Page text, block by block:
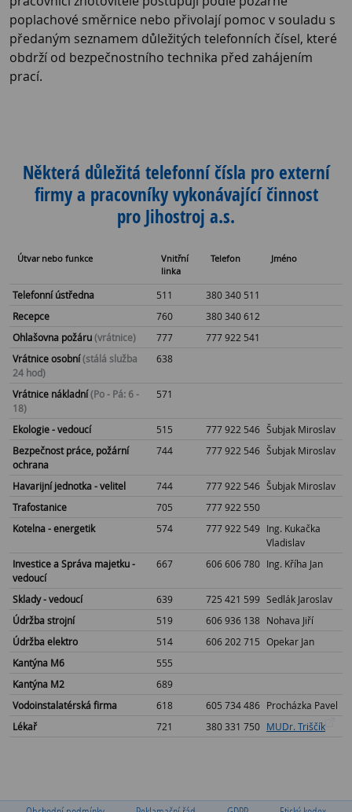
poplachové směrnice nebo přivolají pomoc v souladu s
předaným seznamem důležitých telefonních čísel, které
obdrží od bezpečnostního technika před zahájením
prací.
Některá důležitá telefonní čísla pro externí
firmy a pracovníky vykonávající činnost
pro Jihostroj a.s.
Útvar nebo funkce
Vnitřní
linka
Telefon Jméno
Telefonní ústředna 511
380 340 511
Recepce
760
380 340 612
Ohlašovna požáru(vrátnice) 777
777 922 541
Vrátnice osobní(stálá služba
24 hod)
638
Vrátnice nákladní(Po - Pá: 6 -
18)
571
Ekologie - vedoucí 515 777 922 546 Šubjak Miroslav
Bezpečnost práce, požární
ochrana
744 777 922 546 Šubjak Miroslav
Havarijní jednotka - velitel 744 777 922 546 Šubjak Miroslav
Trafostanice
705
777 922 550
Kotelna - energetik
574 777 922 549 Ing. Kukačka
Vladislav
Investice a Správa majetku -
vedoucí
667 606 606 780 Ing. Kříha Jan
Sklady - vedoucí 639 725 421 599 Sedlák Jaroslav
Údržba strojní
519 606 936 138 Nohava Jiří
Údržba elektro
514 606 202 715 Opekar Jan
Kantýna M6
555
Kantýna M2
689
Vodoinstalatérská firma
618 605 734 486 Procházka Pavel
Lékař
721 380 331 750 MUDr. Triščík